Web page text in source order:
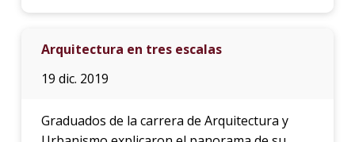
Arquitectura en tres escalas
19 dic. 2019
Graduados de la carrera de Arquitectura y